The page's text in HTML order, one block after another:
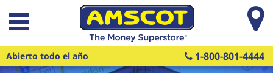
Saltar al contenido principal
Abierto todo el año 1-800-801-4444